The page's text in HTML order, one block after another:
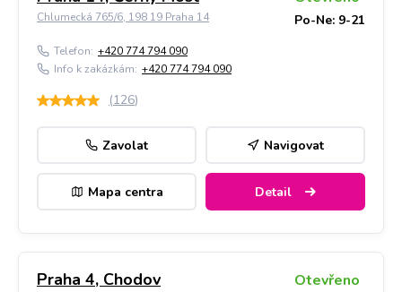
Chlumecká 765/6, 198 19 Praha 14 Po-Ne: 9-21
Telefon: +420 774 794 090
Info k zakázkám: +420 774 794 090
(126)
Zavolat Navigovat
Mapa centra Detail
Praha 4, Chodov Otevřeno